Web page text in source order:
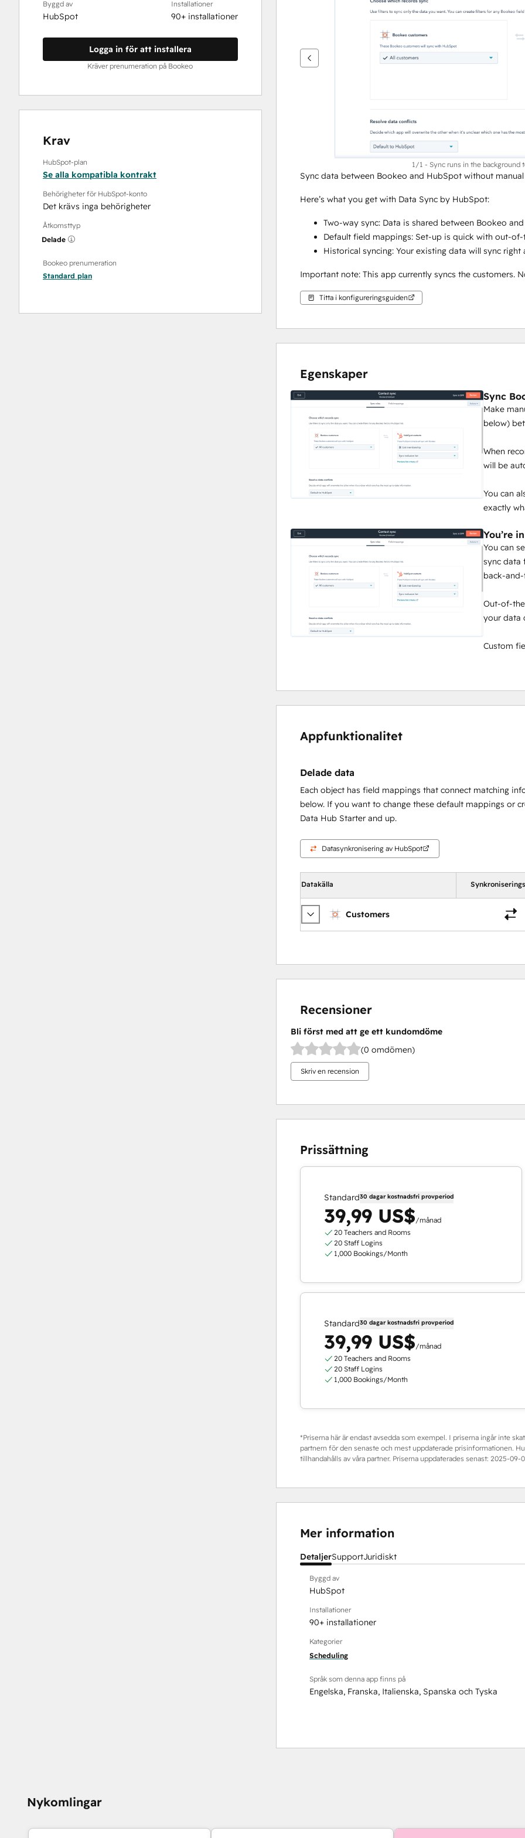
Byggd av
HubSpot
Installationer
90+ installationer
Logga in för att installera
Kräver prenumeration på Bookeo
Krav
HubSpot-plan
Se alla kompatibla kontrakt
Behörigheter för HubSpot-konto
Det krävs inga behörigheter
Åtkomsttyp
Delade
Bookeo prenumeration
Standard plan
1/1 - Sync runs in the background
Sync data between Bookeo and HubSpot without
Here’s what you get with Data Sync by HubSpot:
Two-way sync: Data is shared between Bookeo
Default field mappings: Set-up is quick with out-
Historical syncing: Your existing data will sync
Important note: This app currently syncs the customers.
Titta i konfigureringsguiden
Egenskaper
Sync
Make
below)
When
will be
You can
exactly
You’re
You can
sync data
back-
Out-of-
your data
Custom
Appfunktionalitet
Delade data
Each object has field mappings that connect matching
below. If you want to change these default mappings or
Data Hub Starter and up.
Datasynkronisering av HubSpot
Datakälla
Customers
Recensioner
Bli först med att ge ett kundomdöme
(0 omdömen)
Skriv en recension
Prissättning
Standard30 dagar kostnadsfri provperiod
39,99 US$/månad
20 Teachers and Rooms
20 Staff Logins
1,000 Bookings/Month
Standard30 dagar kostnadsfri provperiod
39,99 US$/månad
20 Teachers and Rooms
20 Staff Logins
1,000 Bookings/Month
*Priserna här är endast avsedda som exempel. I priserna ingår inte
partnern för den senaste och mest uppdaterade prisinformationen.
tillhandahålls av våra partner. Priserna uppdaterades senast: 2025-09-
Mer information
DetaljerSupportJuridiskt
Byggd av
HubSpot
Installationer
90+ installationer
Kategorier
Scheduling
Språk som denna app finns på
Engelska, Franska, Italienska, Spanska och Tyska
Nykomlingar